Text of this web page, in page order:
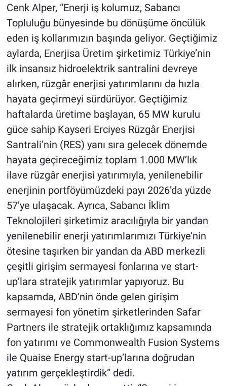
Cenk Alper, “Enerji iş kolumuz, Sabancı
Topluluğu bünyesinde bu dönüşüme öncülük
eden iş kollarımızın başında geliyor. Geçtiğimiz
aylarda, Enerjisa Üretim şirketimiz Türkiye’nin
ilk insansız hidroelektrik santralini devreye
alırken, rüzgâr enerjisi yatırımlarını da hızla
hayata geçirmeyi sürdürüyor. Geçtiğimiz
haftalarda üretime başlayan, 65 MW kurulu
güce sahip Kayseri Erciyes Rüzgâr Enerjisi
Santrali’nin (RES) yanı sıra gelecek dönemde
hayata geçireceğimiz toplam 1.000 MW’lık
ilave rüzgâr enerjisi yatırımıyla, yenilenebilir
enerjinin portföyümüzdeki payı 2026’da yüzde
57’ye ulaşacak. Ayrıca, Sabancı İklim
Teknolojileri şirketimiz aracılığıyla bir yandan
yenilenebilir enerji yatırımlarımızı Türkiye’nin
ötesine taşırken bir yandan da ABD merkezli
çeşitli girişim sermayesi fonlarına ve start-
up’lara stratejik yatırımlar yapıyoruz. Bu
kapsamda, ABD’nin önde gelen girişim
sermayesi fon yönetim şirketlerinden Safar
Partners ile stratejik ortaklığımız kapsamında
fon yatırımı ve Commonwealth Fusion Systems
ile Quaise Energy start-up’larına doğrudan
yatırım gerçekleştirdik” dedi.